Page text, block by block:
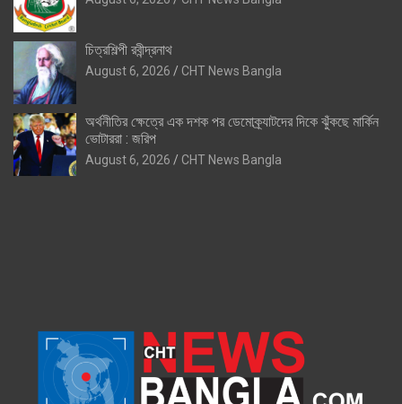
চিত্রশিল্পী রবীন্দ্রনাথ
August 6, 2026 CHT News Bangla
অর্থনীতির ক্ষেত্রে এক দশক পর ডেমোক্র্যাটদের দিকে ঝুঁকছে মার্কিন
ভোটাররা : জরিপ
August 6, 2026 CHT News Bangla